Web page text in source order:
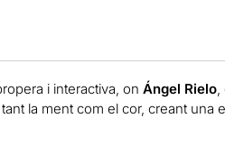
i interactiva, on Ángel Rielo,
la ment com el cor, creant